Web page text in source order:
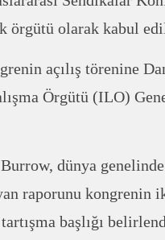
örgütü olarak kabul
açılış törenine
Örgütü (ILO)
dünya
raporunu kongrenin
başlığı